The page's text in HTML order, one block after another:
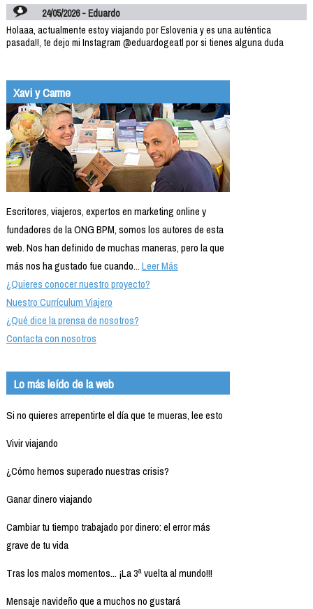
24/05/2026 - Eduardo
Holaaa, actualmente estoy viajando por Eslovenia y es una auténtica
pasada!!, te dejo mi Instagram @eduardogeatl por si tienes alguna duda
Xavi y Carme
Escritores, viajeros, expertos en marketing online y
fundadores de la ONG BPM, somos los autores de esta
web. Nos han definido de muchas maneras, pero la que
más nos ha gustado fue cuando...Leer Más
¿Quieres conocer nuestro proyecto?
Nuestro Currículum Viajero
¿Qué dice la prensa de nosotros?
Contacta con nosotros
Lo más leído de la web
Si no quieres arrepentirte el día que te mueras, lee esto
Vivir viajando
¿Cómo hemos superado nuestras crisis?
Ganar dinero viajando
Cambiar tu tiempo trabajado por dinero: el error más
grave de tu vida
Tras los malos momentos... ¡La 3ª vuelta al mundo!!!
Mensaje navideño que a muchos no gustará